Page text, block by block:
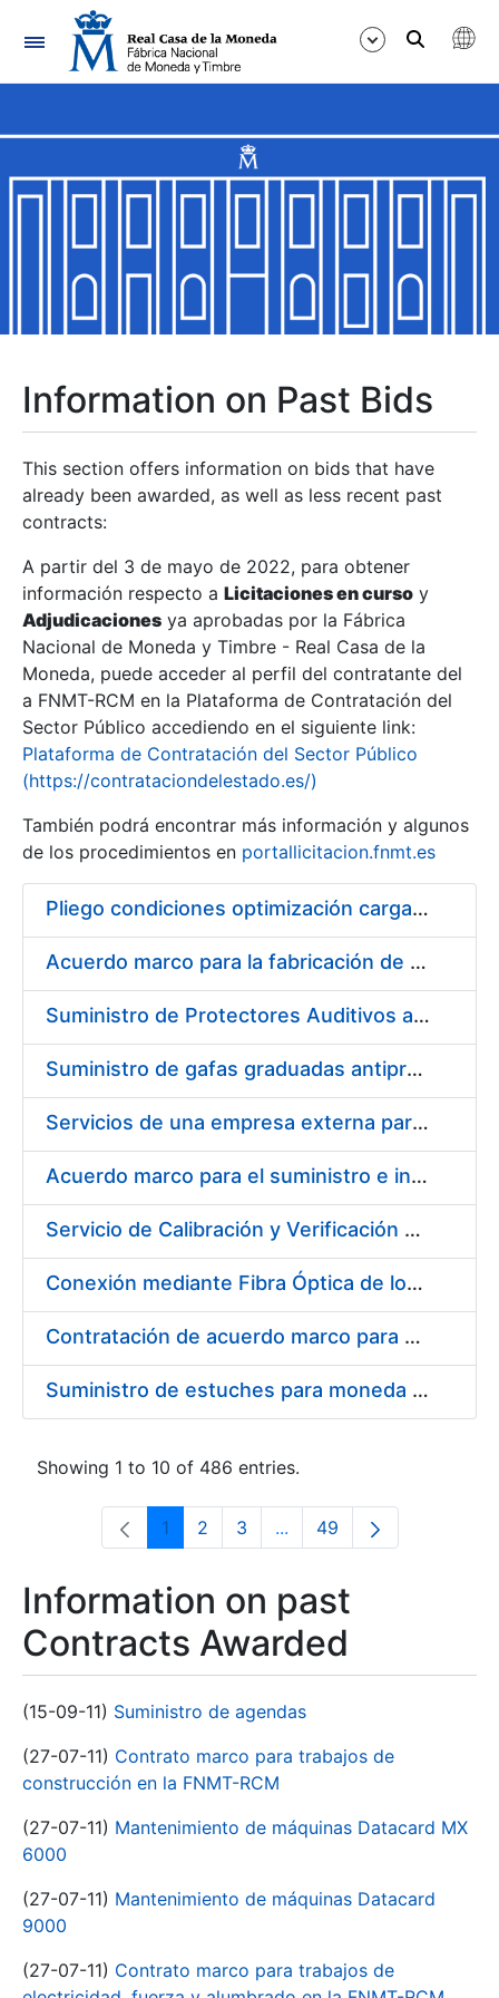
Navigation
Show/Hide
Show/Hide
Show/Hide
Show/Hide
Show/Hide
Show/Hide
Information on Past Bids
This section offers information on bids that have
already been awarded, as well as less recent past
contracts:
A partir del 3 de mayo de 2022, para obtener
información respecto a Licitaciones en curso y
Adjudicaciones ya aprobadas por la Fábrica
Nacional de Moneda y Timbre - Real Casa de la
Moneda, puede acceder al perfil del contratante del
a FNMT-RCM en la Plataforma de Contratación del
Sector Público accediendo en el siguiente link:
Plataforma de Contratación del Sector Público
(https://contrataciondelestado.es/)
También podrá encontrar más información y algunos
de los procedimientos en portallicitacion.fnmt.es
Pliego condiciones optimización cargas compras firmado
Acuerdo marco para la fabricación de piezas
Suministro de Protectores Auditivos a medida para las personas trabajadoras de los Centros de Trabajo de Madrid y Burgos
Suministro de gafas graduadas antiproyecciones para los trabajadores de la FNMT-RCM en los centros de trabajo de Madrid y Burgos
Servicios de una empresa externa para el asesoramiento y resolución de los recursos de alzada que se presentan relacionados con procesos de selección para la FNMT-RCM
Acuerdo marco para el suministro e instalación de persianas, estores y otros complementos
Servicio de Calibración y Verificación Externa de los Equipos de Medición del Servicio de Prevención de la FNMT-RCM
Conexión mediante Fibra Óptica de los Centros de Proceso de Datos (CPDs) de las sedes de la FNMT-RCM de Burgos y Madrid
Contratación de acuerdo marco para el Suministro de Material de Electricidad para la Fábrica Nacional de Moneda y Timbre-Real Casa de la Moneda en su centro de trabajo de Burgos
Suministro de estuches para moneda de 30 €
Showing 1 to 10 of 486 entries.
Page
1 Page
2 Page
3 ...Intermediate Pages Use
Page
49
Information on past
Contracts Awarded
(15-09-11) Suministro de agendas
(27-07-11) Contrato marco para trabajos de
construcción en la FNMT-RCM
(27-07-11) Mantenimiento de máquinas Datacard MX
6000
(27-07-11) Mantenimiento de máquinas Datacard
9000
(27-07-11) Contrato marco para trabajos de